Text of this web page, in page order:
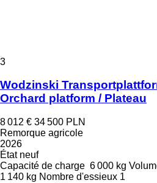
3
Wodzinski
Orchard platform / Plateau
8 012 € 34 500 PLN
Remorque agricole
2026
Étatneuf
Capacité de charge 6 000 kg
1 140 kg Nombre d'essieux 1